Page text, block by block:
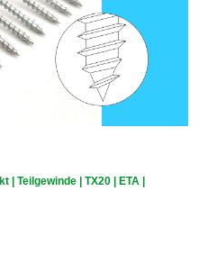
Teilgewinde | TX20 | ETA |